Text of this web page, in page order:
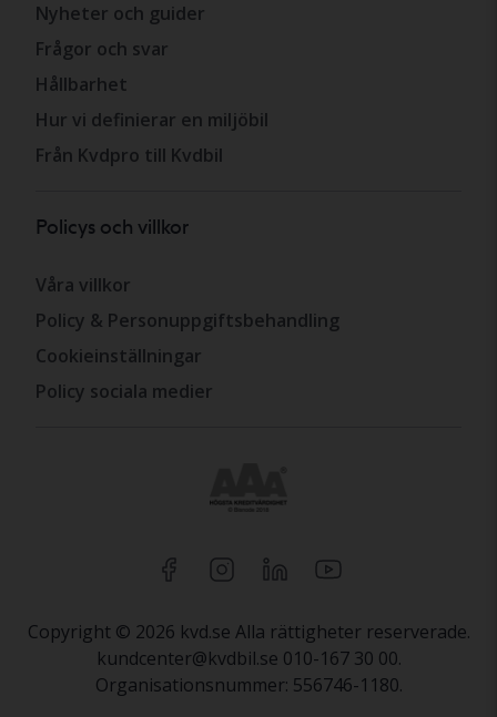
Nyheter och guider
Frågor och svar
Hållbarhet
Hur vi definierar en miljöbil
Från Kvdpro till Kvdbil
Policys och villkor
Våra villkor
Policy & Personuppgiftsbehandling
Cookieinställningar
Policy sociala medier
Copyright © 2026 kvd.se Alla rättigheter reserverade.
kundcenter@kvdbil.se 010-167 30 00.
Organisationsnummer: 556746-1180.